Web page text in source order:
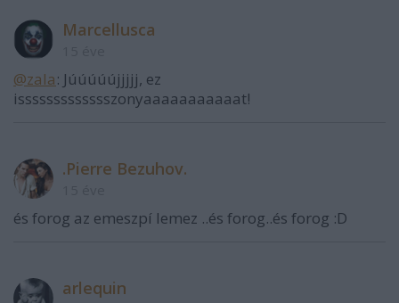
Marcellusca
@zala: Júúúúújjjjj, ez
issssssssssssszonyaaaaaaaaaaat!
.Pierre Bezuhov.
és forog az emeszpí lemez ..és forog..és forog :D
arlequin